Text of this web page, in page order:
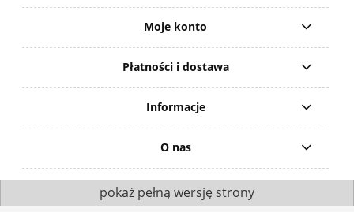
Moje konto
Płatności i dostawa
Informacje
O nas
pokaż pełną wersję strony